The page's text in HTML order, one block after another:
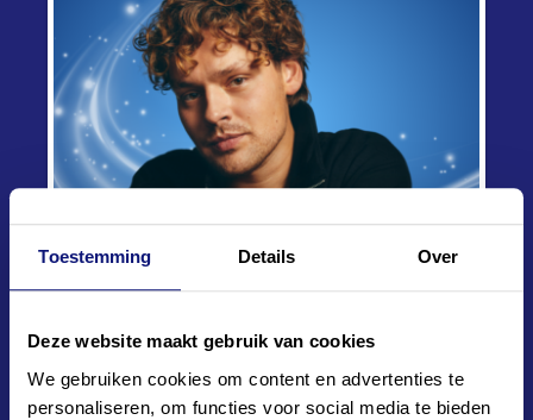
Toestemming Details Over
Deze website maakt gebruik van cookies
We gebruiken cookies om content en advertenties te
personaliseren, om functies voor social media te bieden
Soy Kroon is een van de meest veelzijdige talenten van dit